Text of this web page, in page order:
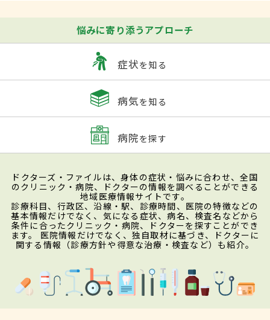
悩みに寄り添うアプローチ
症状を知る
病気を知る
病院を探す
ドクターズ・ファイルは、身体の症状・悩みに合わせ、全国
のクリニック・病院、ドクターの情報を調べることができる
地域医療情報サイトです。
診療科目、行政区、沿線・駅、診療時間、医院の特徴などの
基本情報だけでなく、気になる症状、病名、検査名などから
条件に合ったクリニック・病院、ドクターを探すことができ
ます。 医院情報だけでなく、独自取材に基づき、ドクターに
関する情報（診療方針や得意な治療・検査など）も紹介。